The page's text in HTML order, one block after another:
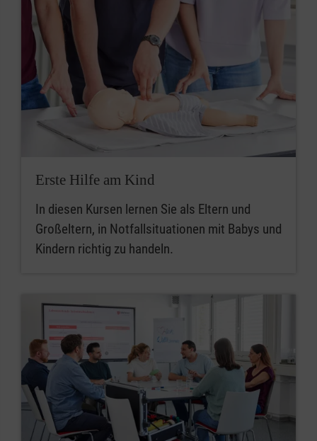
Erste Hilfe am Kind
In diesen Kursen lernen Sie als Eltern und
Großeltern, in Notfallsituationen mit Babys und
Kindern richtig zu handeln.